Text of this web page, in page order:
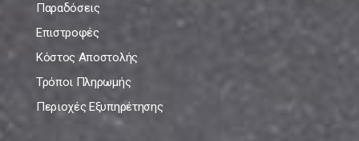
Παραδόσεις
Επιστροφές
Κόστος Αποστολής
Τρόποι Πληρωμής
Περιοχές Εξυπηρέτησης